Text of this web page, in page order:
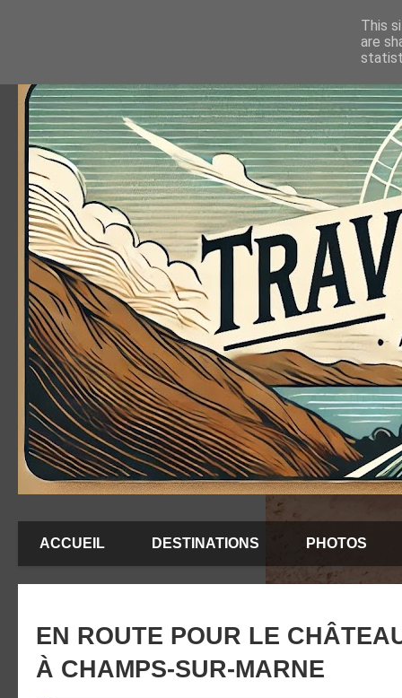
ACCUEIL DESTINATIONS PHOTOS
EN ROUTE POUR LE
À CHAMPS-SUR-MARNE
This
are